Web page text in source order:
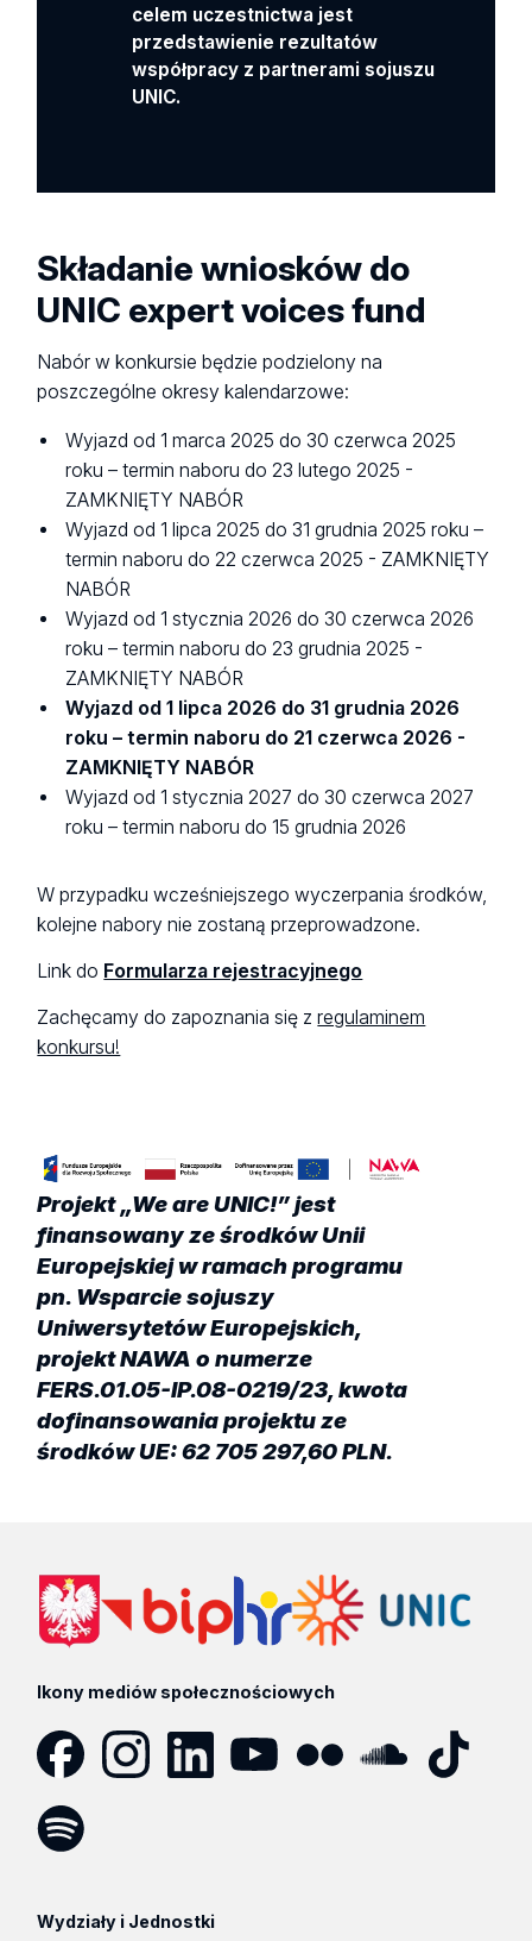
celem uczestnictwa jest
przedstawienie rezultatów
współpracy z partnerami sojuszu
UNIC.
Składanie wniosków do
UNIC expert voices fund
Nabór w konkursie będzie podzielony na
poszczególne okresy kalendarzowe:
Wyjazd od 1 marca 2025 do 30 czerwca 2025
roku – termin naboru do 23 lutego 2025 -
ZAMKNIĘTY NABÓR
Wyjazd od 1 lipca 2025 do 31 grudnia 2025 roku –
termin naboru do 22 czerwca 2025 - ZAMKNIĘTY
NABÓR
Wyjazd od 1 stycznia 2026 do 30 czerwca 2026
roku – termin naboru do 23 grudnia 2025 -
ZAMKNIĘTY NABÓR
Wyjazd od 1 lipca 2026 do 31 grudnia 2026
roku – termin naboru do 21 czerwca 2026 -
ZAMKNIĘTY NABÓR
Wyjazd od 1 stycznia 2027 do 30 czerwca 2027
roku – termin naboru do 15 grudnia 2026
W przypadku wcześniejszego wyczerpania środków,
kolejne nabory nie zostaną przeprowadzone.
Link do Formularza rejestracyjnego
Zachęcamy do zapoznania się zregulaminem
konkursu!
Projekt „We are UNIC!” jest
finansowany ze środków Unii
Europejskiej w ramach programu
pn. Wsparcie sojuszy
Uniwersytetów Europejskich,
projekt NAWA o numerze
FERS.01.05-IP.08-0219/23, kwota
dofinansowania projektu ze
środków UE: 62 705 297,60 PLN.
Ikony mediów społecznościowych
Wydziały i Jednostki